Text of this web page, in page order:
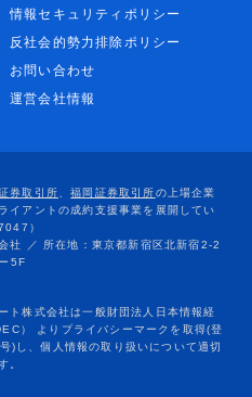
情報セキュリティポリシー
反社会的勢力排除ポリシー
お問い合わせ
運営会社情報